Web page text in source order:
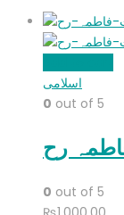
اسلامی
0 out of 5
رح
0 out of 5